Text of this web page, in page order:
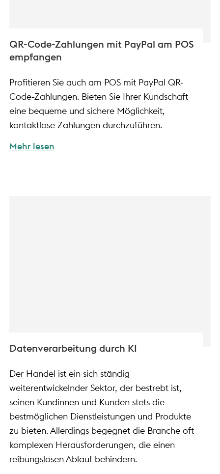
QR-Code-Zahlungen mit PayPal am POS
empfangen
Profitieren Sie auch am POS mit PayPal QR-
Code-Zahlungen. Bieten Sie Ihrer Kundschaft
eine bequeme und sichere Möglichkeit,
kontaktlose Zahlungen durchzuführen.
Mehr lesen
Datenverarbeitung durch KI
Der Handel ist ein sich ständig
weiterentwickelnder Sektor, der bestrebt ist,
seinen Kundinnen und Kunden stets die
bestmöglichen Dienstleistungen und Produkte
zu bieten. Allerdings begegnet die Branche oft
komplexen Herausforderungen, die einen
reibungslosen Ablauf behindern.